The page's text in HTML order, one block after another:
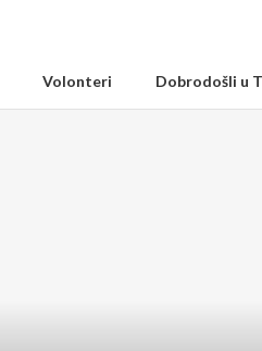
Volonteri Dobrodošli u